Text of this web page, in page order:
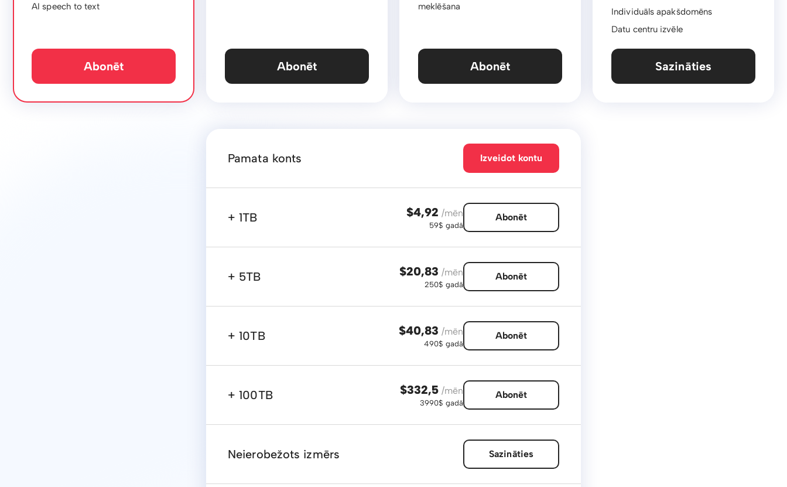
AI speech to text
Abonēt Abonēt
meklēšana
Abonēt
Individuāls apakšdomēns
Datu centru izvēle
Sazināties
Pamata konts Izveidot kontu
+ 1TB $4,92 /mēn
59$ gadā
Abonēt
+ 5TB $20,83 /mēn
250$ gadā
Abonēt
+ 10TB $40,83 /mēn
490$ gadā
Abonēt
+ 100TB $332,5 /mēn
3990$ gadā
Abonēt
Neierobežots izmērs Sazināties